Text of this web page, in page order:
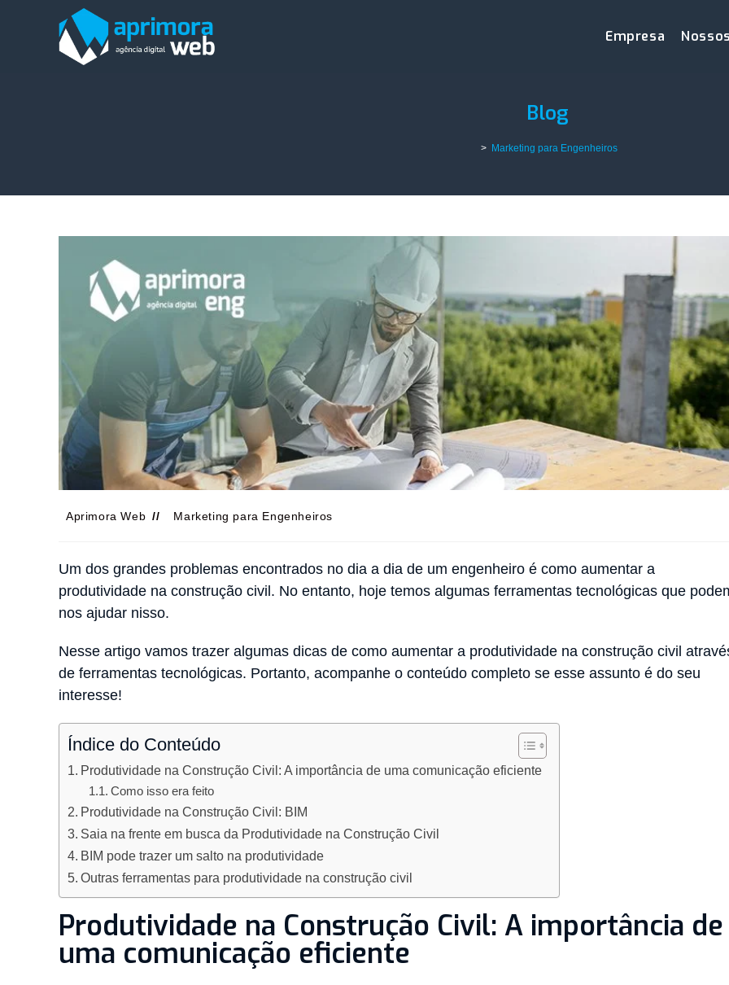
Empresa
Blog
> Marketing para Engenheiros
Aprimora Web Marketing para Engenheiros
Um dos grandes problemas encontrados no dia a dia de um engenheiro é como aumentar a
produtividade na construção civil. No entanto, hoje temos algumas ferramentas tecnológicas que
nos ajudar nisso.
Nesse artigo vamos trazer algumas dicas de como aumentar a produtividade na construção civil
de ferramentas tecnológicas. Portanto, acompanhe o conteúdo completo se esse assunto é do seu
interesse!
Índice do Conteúdo
Produtividade na Construção Civil: A importância de uma comunicação eficiente
Como isso era feito
Produtividade na Construção Civil: BIM
Saia na frente em busca da Produtividade na Construção Civil
BIM pode trazer um salto na produtividade
Outras ferramentas para produtividade na construção civil
Produtividade na Construção Civil: A importância de
uma comunicação eficiente